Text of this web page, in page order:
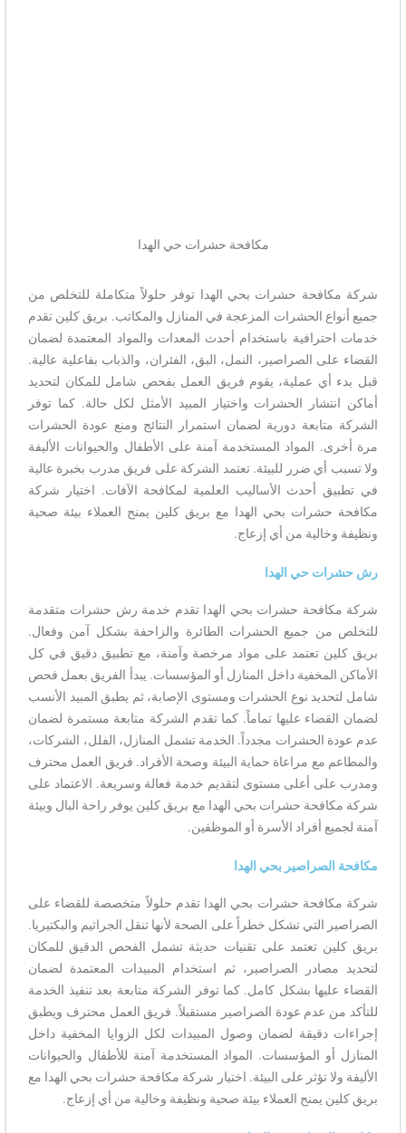
مكافحة حشرات حي الهدا​
شركة مكافحة حشرات بحي الهدا توفر حلولاً متكاملة للتخلص من
جميع أنواع الحشرات المزعجة في المنازل والمكاتب. بريق كلين تقدم
خدمات احترافية باستخدام أحدث المعدات والمواد المعتمدة لضمان
القضاء على الصراصير، النمل، البق، الفئران، والذباب بفاعلية عالية.
قبل بدء أي عملية، يقوم فريق العمل بفحص شامل للمكان لتحديد
أماكن انتشار الحشرات واختيار المبيد الأمثل لكل حالة. كما توفر
الشركة متابعة دورية لضمان استمرار النتائج ومنع عودة الحشرات
مرة أخرى. المواد المستخدمة آمنة على الأطفال والحيوانات الأليفة
ولا تسبب أي ضرر للبيئة. تعتمد الشركة على فريق مدرب بخبرة عالية
في تطبيق أحدث الأساليب العلمية لمكافحة الآفات. اختيار شركة
مكافحة حشرات بحي الهدا مع بريق كلين يمنح العملاء بيئة صحية
ونظيفة وخالية من أي إزعاج.
رش حشرات حي الهدا
شركة مكافحة حشرات بحي الهدا تقدم خدمة رش حشرات متقدمة
للتخلص من جميع الحشرات الطائرة والزاحفة بشكل آمن وفعال.
بريق كلين تعتمد على مواد مرخصة وآمنة، مع تطبيق دقيق في كل
الأماكن المخفية داخل المنازل أو المؤسسات. يبدأ الفريق بعمل فحص
شامل لتحديد نوع الحشرات ومستوى الإصابة، ثم يطبق المبيد الأنسب
لضمان القضاء عليها تماماً. كما تقدم الشركة متابعة مستمرة لضمان
عدم عودة الحشرات مجدداً. الخدمة تشمل المنازل، الفلل، الشركات،
والمطاعم مع مراعاة حماية البيئة وصحة الأفراد. فريق العمل محترف
ومدرب على أعلى مستوى لتقديم خدمة فعالة وسريعة. الاعتماد على
شركة مكافحة حشرات بحي الهدا مع بريق كلين يوفر راحة البال وبيئة
آمنة لجميع أفراد الأسرة أو الموظفين.
مكافحة الصراصير بحي الهدا
شركة مكافحة حشرات بحي الهدا تقدم حلولاً متخصصة للقضاء على
الصراصير التي تشكل خطراً على الصحة لأنها تنقل الجراثيم والبكتيريا.
بريق كلين تعتمد على تقنيات حديثة تشمل الفحص الدقيق للمكان
لتحديد مصادر الصراصير، ثم استخدام المبيدات المعتمدة لضمان
القضاء عليها بشكل كامل. كما توفر الشركة متابعة بعد تنفيذ الخدمة
للتأكد من عدم عودة الصراصير مستقبلاً. فريق العمل محترف ويطبق
إجراءات دقيقة لضمان وصول المبيدات لكل الزوايا المخفية داخل
المنازل أو المؤسسات. المواد المستخدمة آمنة للأطفال والحيوانات
الأليفة ولا تؤثر على البيئة. اختيار شركة مكافحة حشرات بحي الهدا مع
بريق كلين يمنح العملاء بيئة صحية ونظيفة وخالية من أي إزعاج.